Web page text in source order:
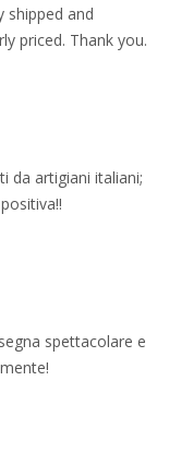
shipped and
priced. Thank you.
da artigiani italiani;
spettacolare e